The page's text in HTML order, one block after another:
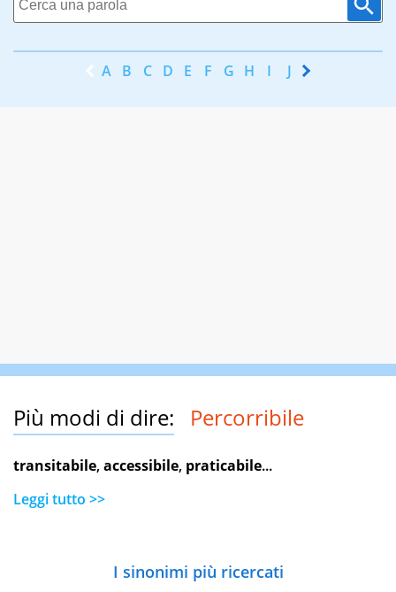
A B C D E F G H I J K
Più modi di dire: Percorribile
transitabile,accessibile, praticabile...
Leggi tutto >>
I sinonimi più ricercati